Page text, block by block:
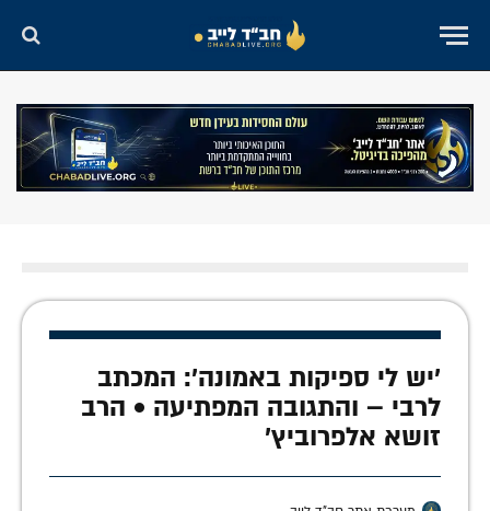
'יש לי ספיקות באמונה': המכתב
לרבי – והתגובה המפתיעה • הרב
זושא אלפרוביץ'